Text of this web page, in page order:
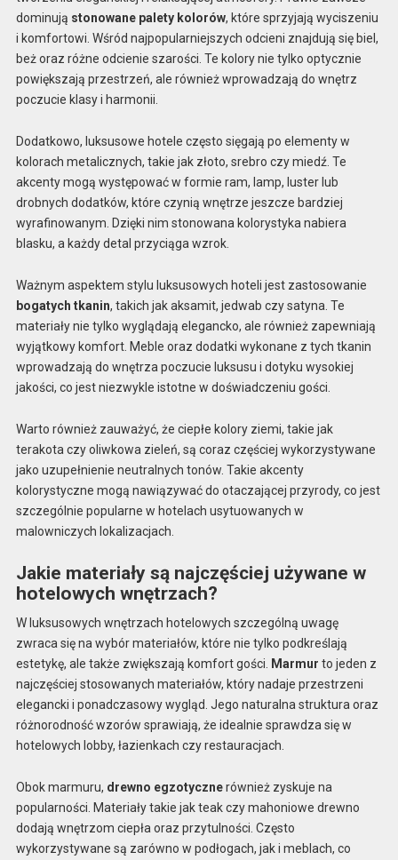
dominują stonowane palety kolorów, które sprzyjają wyciszeniu
i komfortowi. Wśród najpopularniejszych odcieni znajdują się biel,
beż oraz różne odcienie szarości. Te kolory nie tylko optycznie
powiększają przestrzeń, ale również wprowadzają do wnętrz
poczucie klasy i harmonii.
Dodatkowo, luksusowe hotele często sięgają po elementy w
kolorach metalicznych, takie jak złoto, srebro czy miedź. Te
akcenty mogą występować w formie ram, lamp, luster lub
drobnych dodatków, które czynią wnętrze jeszcze bardziej
wyrafinowanym. Dzięki nim stonowana kolorystyka nabiera
blasku, a każdy detal przyciąga wzrok.
Ważnym aspektem stylu luksusowych hoteli jest zastosowanie
bogatych tkanin, takich jak aksamit, jedwab czy satyna. Te
materiały nie tylko wyglądają elegancko, ale również zapewniają
wyjątkowy komfort. Meble oraz dodatki wykonane z tych tkanin
wprowadzają do wnętrza poczucie luksusu i dotyku wysokiej
jakości, co jest niezwykle istotne w doświadczeniu gości.
Warto również zauważyć, że ciepłe kolory ziemi, takie jak
terakota czy oliwkowa zieleń, są coraz częściej wykorzystywane
jako uzupełnienie neutralnych tonów. Takie akcenty
kolorystyczne mogą nawiązywać do otaczającej przyrody, co jest
szczególnie popularne w hotelach usytuowanych w
malowniczych lokalizacjach.
Jakie materiały są najczęściej używane w
hotelowych wnętrzach?
W luksusowych wnętrzach hotelowych szczególną uwagę
zwraca się na wybór materiałów, które nie tylko podkreślają
estetykę, ale także zwiększają komfort gości.
Marmur to jeden z
najczęściej stosowanych materiałów, który nadaje przestrzeni
elegancki i ponadczasowy wygląd. Jego naturalna struktura oraz
różnorodność wzorów sprawiają, że idealnie sprawdza się w
hotelowych lobby, łazienkach czy restauracjach.
Obok marmuru, drewno egzotycznerównież zyskuje na
popularności. Materiały takie jak teak czy mahoniowe drewno
dodają wnętrzom ciepła oraz przytulności. Często
wykorzystywane są zarówno w podłogach, jak i meblach, co